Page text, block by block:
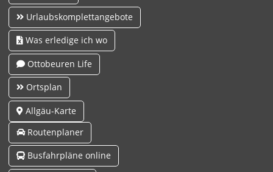
Urlaubskomplettangebote
Was erledige ich wo
Ottobeuren Life
Ortsplan
Allgäu-Karte
Routenplaner
Busfahrpläne online